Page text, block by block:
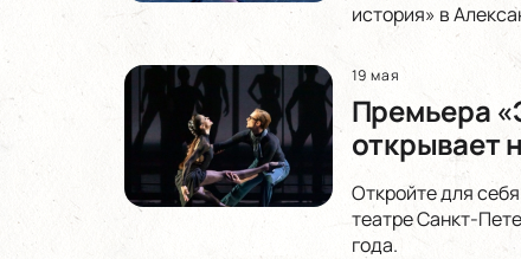
история» в
19 мая
Премьера
открывает
Откройте для
театре Санкт-
года.